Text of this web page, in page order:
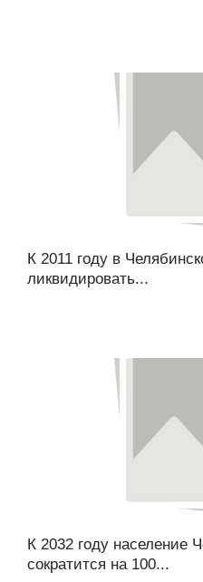
К 2011 году в
ликвидировать...
К 2032 году население
сократится на 100...